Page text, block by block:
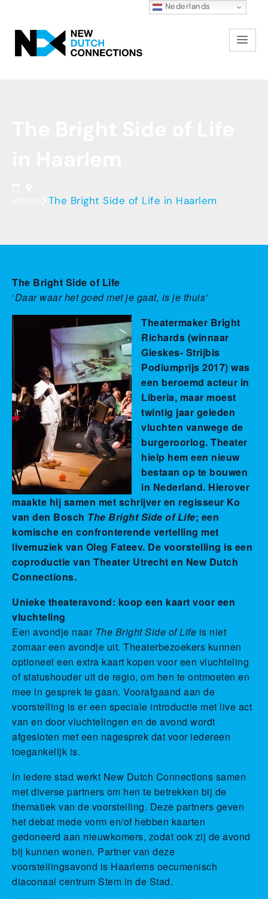
The Bright Side of Life in Haarlem
The Bright Side of Life
‘Daar waar het goed met je gaat, is je thuis’
Theatermaker Bright
Richards (winnaar
Gieskes- Strijbis
Podiumprijs 2017) was
een beroemd acteur in
Liberia, maar moest
twintig jaar geleden
vluchten vanwege de
burgeroorlog. Theater
hielp hem een nieuw
bestaan op te bouwen
in Nederland. Hierover
maakte hij samen met schrijver en regisseur Ko
van den Bosch The Bright Side of Life; een
komische en confronterende vertelling met
livemuziek van Oleg Fateev. De voorstelling is een
coproductie van Theater Utrecht en New Dutch
Connections.
Unieke theateravond: koop een kaart voor een
vluchteling
Een avondje naar The Bright Side of Life is niet
zomaar een avondje uit. Theaterbezoekers kunnen
optioneel een extra kaart kopen voor een vluchteling
of statushouder uit de regio, om hen te ontmoeten en
mee in gesprek te gaan. Voorafgaand aan de
voorstelling is er een speciale introductie met live act
van en door vluchtelingen en de avond wordt
afgesloten met een nagesprek dat voor iedereen
toegankelijk is.
In iedere stad werkt New Dutch Connections samen
met diverse partners om hen te betrekken bij de
thematiek van de voorstelling. Deze partners geven
het debat mede vorm en/of hebben kaarten
gedoneerd aan nieuwkomers, zodat ook zij de avond
bij kunnen wonen. Partner van deze
voorstellingsavond is Haarlems oecumenisch
diaconaal centrum Stem in de Stad.
Nederlands